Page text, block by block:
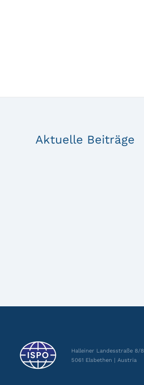
Aktuelle Beiträge
Halleiner Landesstraße 8/8
5061 Elsbethen | Austria